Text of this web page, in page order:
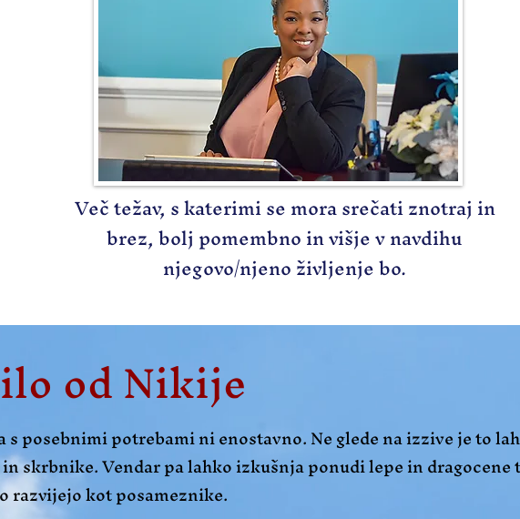
Več težav, s katerimi se mora srečati znotraj in
brez, bolj pomembno in višje v navdihu
njegovo/njeno življenje bo.
s posebnimi potrebami ni enostavno. Ne glede na izzive je to
skrbnike. Vendar pa lahko izkušnja ponudi lepe in
razvijejo kot posameznike.
od Nikije